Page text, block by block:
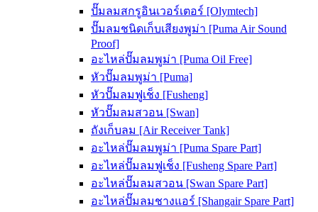
ปั๊มลมสกรูอินเวอร์เตอร์ [Olymtech]
ปั๊มลมชนิดเก็บเสียงพูม่า [Puma Air Sound
Proof]
อะไหล่ปั๊มลมพูม่า [Puma Oil Free]
หัวปั๊มลมพูม่า [Puma]
หัวปั๊มลมฟูเช็ง [Fusheng]
หัวปั๊มลมสวอน [Swan]
ถังเก็บลม [Air Receiver Tank]
อะไหล่ปั๊มลมพูม่า [Puma Spare Part]
อะไหล่ปั๊มลมฟูเช็ง [Fusheng Spare Part]
อะไหล่ปั๊มลมสวอน [Swan Spare Part]
อะไหล่ปั๊มลมชางแอร์ [Shangair Spare Part]